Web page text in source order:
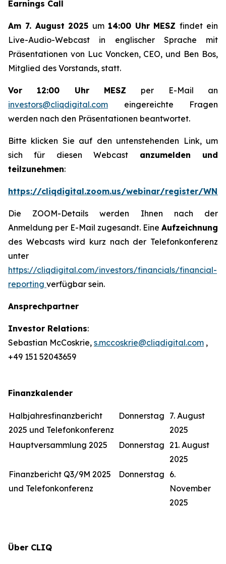
Earnings Call
Am 7. August 2025 um 14:00 Uhr MESZfindet ein
Live-Audio-Webcast in englischer Sprache mit
Präsentationen von Luc Voncken, CEO, und Ben Bos,
Mitglied des Vorstands, statt.
Vor 12:00 Uhr MESZ per E-Mail an
investors@cliqdigital.com eingereichte Fragen
werden nach den Präsentationen beantwortet.
Bitte klicken Sie auf den untenstehenden Link, um
sich für diesen Webcast anzumelden und
teilzunehmen:
https://cliqdigital.zoom.us/webinar/register/
Die ZOOM-Details werden Ihnen nach der
Anmeldung per E-Mail zugesandt. Eine Aufzeichnung
des Webcasts wird kurz nach der Telefonkonferenz
unter
https://cliqdigital.com/investors/financials/financial-
reporting verfügbar sein.
Ansprechpartner
Investor Relations:
Sebastian McCoskrie, s.mccoskrie@cliqdigital.com ,
+49 151 52043659
Finanzkalender
Halbjahresfinanzbericht
2025 und Telefonkonferenz
Donnerstag 7. August
2025
Hauptversammlung 2025
Donnerstag 21. August
2025
Finanzbericht Q3/9M 2025
und Telefonkonferenz
Donnerstag 6.
November
2025
Über CLIQ